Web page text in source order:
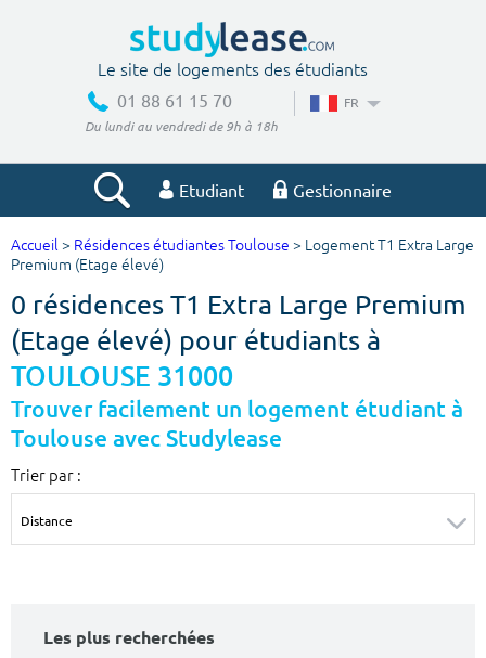
Le site de logements des étudiants
01 88 61 15 70
Du lundi au vendredi de 9h à 18h
FR
Etudiant Gestionnaire
Votre recherche
Ville, école
Budget min
€
Budget max
m² m²
Accueil > Résidences étudiantes Toulouse > Logement T1 Extra Large
Premium (Etage élevé)
0 résidences T1 Extra Large Premium
(Etage élevé) pour étudiants à
TOULOUSE 31000
Trouver facilement un logement étudiant à
Toulouse avec Studylease
Trier par :
Les plus recherchées